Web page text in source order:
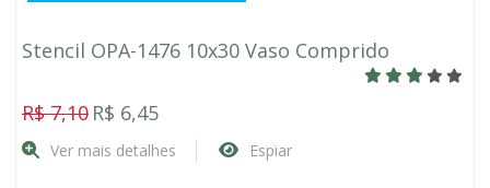
Stencil OPA-1476 10x30 Vaso Comprido
R$ 7,10 R$ 6,45
Ver mais detalhes Espiar